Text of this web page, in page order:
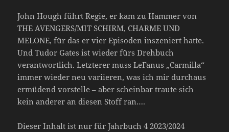
John Hough führt Regie, er kam zu Hammer von
THE AVENGERS/MIT SCHIRM, CHARME UND
MELONE, für das er vier Episoden inszeniert hatte.
Und Tudor Gates ist wieder fürs Drehbuch
verantwortlich. Letzterer muss LeFanus „Carmilla“
immer wieder neu variieren, was ich mir durchaus
ermüdend vorstelle – aber scheinbar traute sich
kein anderer an diesen Stoff ran….
Dieser Inhalt ist nur für Jahrbuch 4 2023/2024